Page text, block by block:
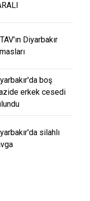
Diyarbakır
boş
erkek cesedi
silahlı